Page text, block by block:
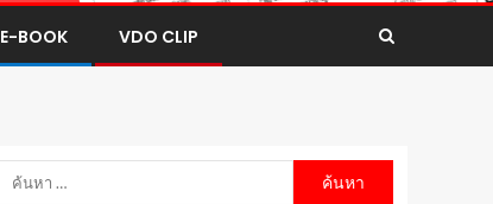
E-BOOK VDO CLIP